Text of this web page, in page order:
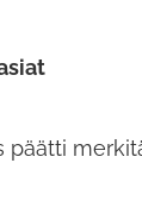
päätti